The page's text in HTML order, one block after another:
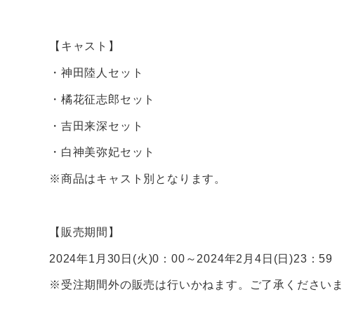
【キャスト】
・神田陸人セット
・橘花征志郎セット
・吉田来深セット
・白神美弥妃セット
※商品はキャスト別となります。
【販売期間】
2024年1月30日(火)0：00～2024年2月4日(日)23：59
※受注期間外の販売は行いかねます。ご了承くださいま